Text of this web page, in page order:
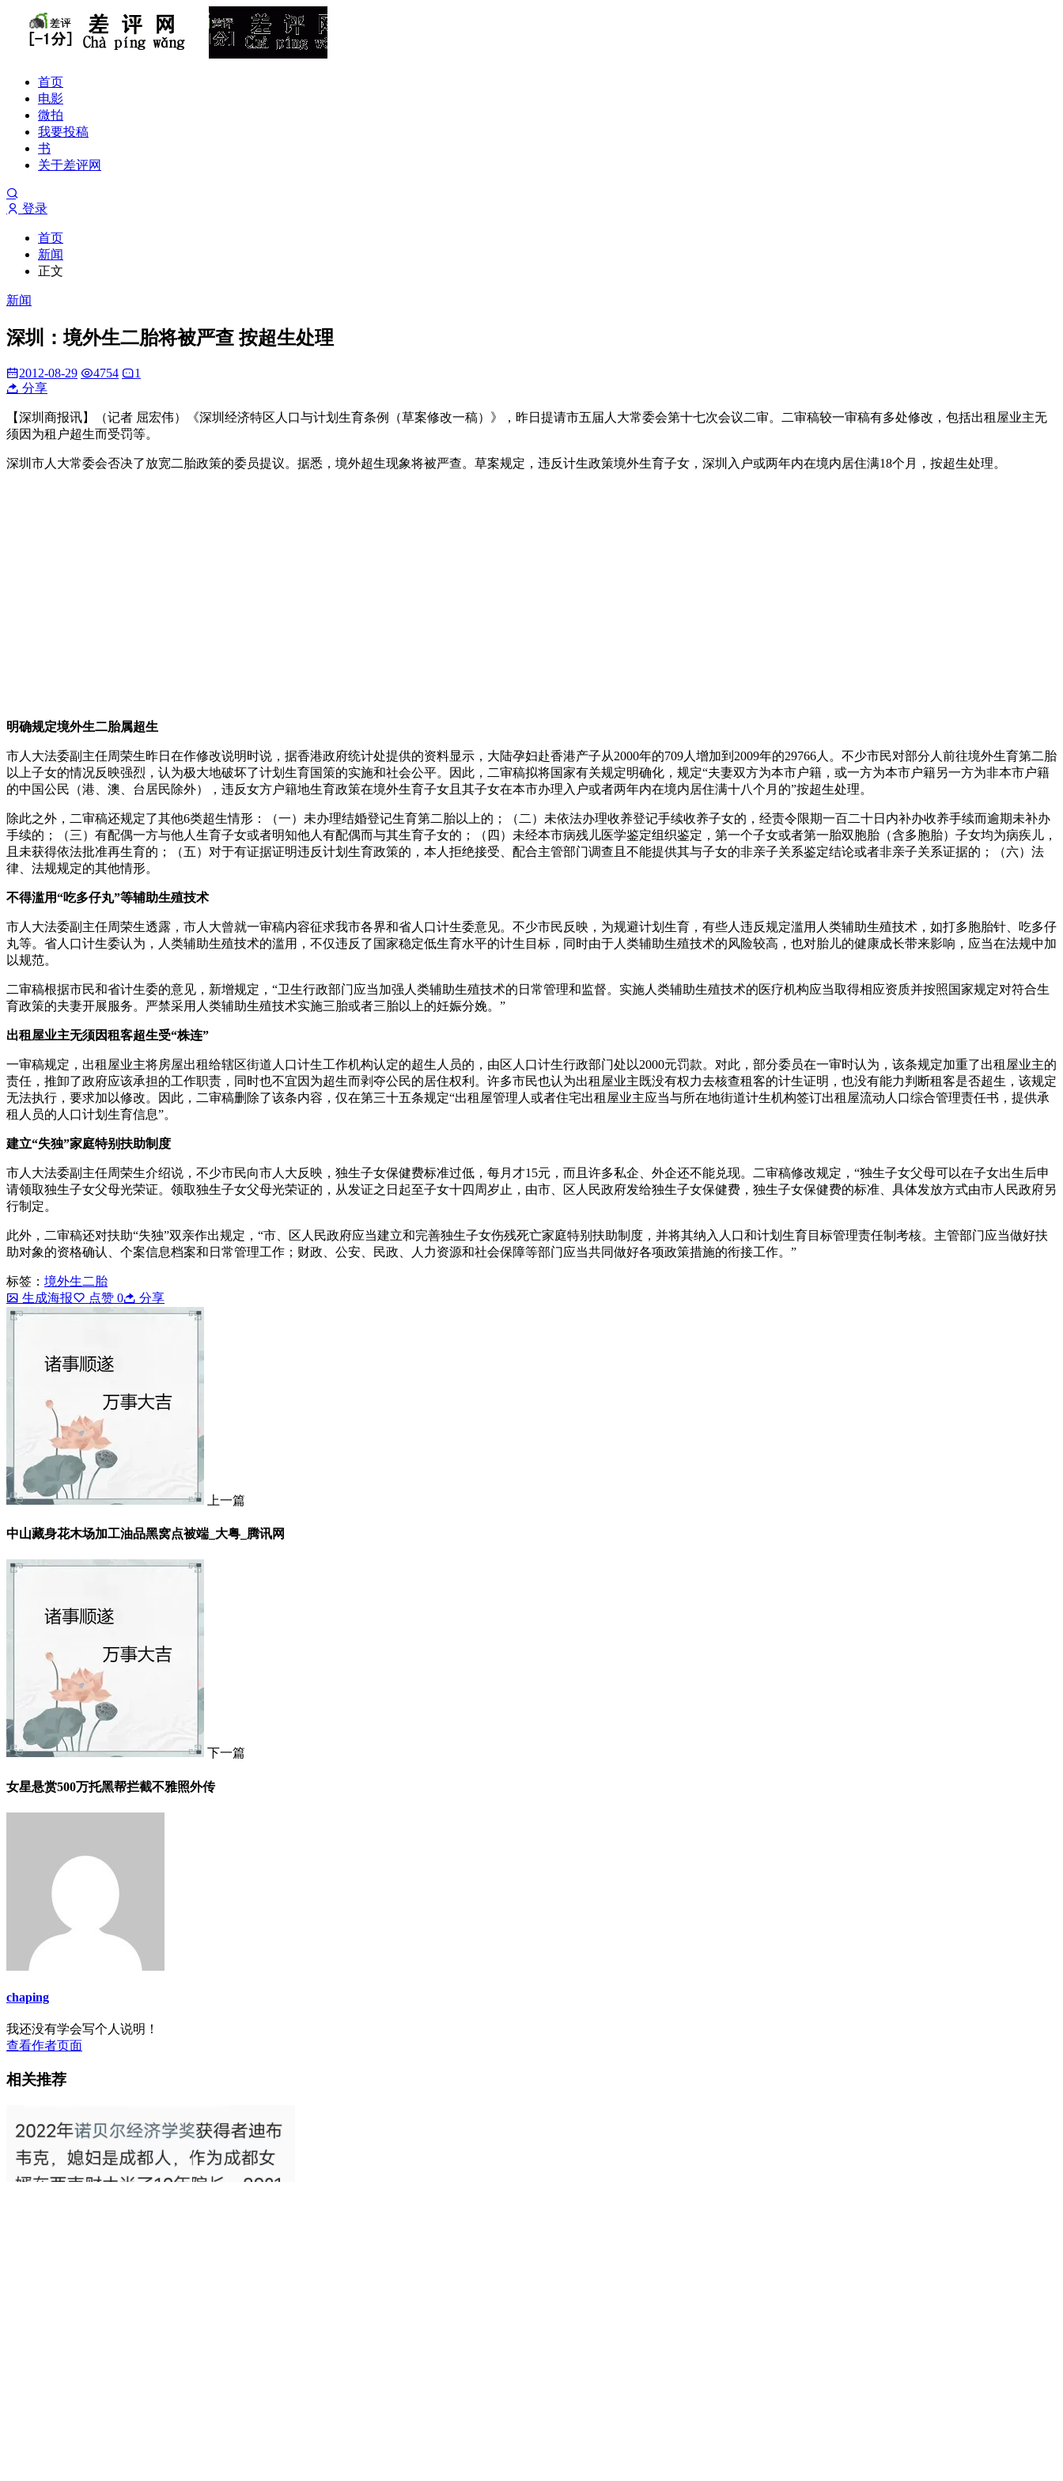
首页
电影
微拍
我要投稿
书
关于差评网
登录
首页
新闻
正文
新闻
深圳：境外生二胎将被严查 按超生处理
2012-08-29 4754
1
分享
【深圳商报讯】（记者 屈宏伟）《深圳经济特区人口与计划生育条例（草案修改一稿）》，昨日提请市五届人大常委会第十七次会议二审。二审稿较一审稿有多处修改，包括出租屋业主无
须因为租户超生而受罚等。
深圳市人大常委会否决了放宽二胎政策的委员提议。据悉，境外超生现象将被严查。草案规定，违反计生政策境外生育子女，深圳入户或两年内在境内居住满18个月，按超生处理。
明确规定境外生二胎属超生
市人大法委副主任周荣生昨日在作修改说明时说，据香港政府统计处提供的资料显示，大陆孕妇赴香港产子从2000年的709人增加到2009年的29766人。不少市民对部分人前往境外生育第二胎
以上子女的情况反映强烈，认为极大地破坏了计划生育国策的实施和社会公平。因此，二审稿拟将国家有关规定明确化，规定“夫妻双方为本市户籍，或一方为本市户籍另一方为非本市户籍
的中国公民（港、澳、台居民除外），违反女方户籍地生育政策在境外生育子女且其子女在本市办理入户或者两年内在境内居住满十八个月的”按超生处理。
除此之外，二审稿还规定了其他6类超生情形：（一）未办理结婚登记生育第二胎以上的；（二）未依法办理收养登记手续收养子女的，经责令限期一百二十日内补办收养手续而逾期未补办
手续的；（三）有配偶一方与他人生育子女或者明知他人有配偶而与其生育子女的；（四）未经本市病残儿医学鉴定组织鉴定，第一个子女或者第一胎双胞胎（含多胞胎）子女均为病疾儿，
且未获得依法批准再生育的；（五）对于有证据证明违反计划生育政策的，本人拒绝接受、配合主管部门调查且不能提供其与子女的非亲子关系鉴定结论或者非亲子关系证据的；（六）法
律、法规规定的其他情形。
不得滥用“吃多仔丸”等辅助生殖技术
市人大法委副主任周荣生透露，市人大曾就一审稿内容征求我市各界和省人口计生委意见。不少市民反映，为规避计划生育，有些人违反规定滥用人类辅助生殖技术，如打多胞胎针、吃多仔
丸等。省人口计生委认为，人类辅助生殖技术的滥用，不仅违反了国家稳定低生育水平的计生目标，同时由于人类辅助生殖技术的风险较高，也对胎儿的健康成长带来影响，应当在法规中加
以规范。
二审稿根据市民和省计生委的意见，新增规定，“卫生行政部门应当加强人类辅助生殖技术的日常管理和监督。实施人类辅助生殖技术的医疗机构应当取得相应资质并按照国家规定对符合生
育政策的夫妻开展服务。严禁采用人类辅助生殖技术实施三胎或者三胎以上的妊娠分娩。”
出租屋业主无须因租客超生受“株连”
一审稿规定，出租屋业主将房屋出租给辖区街道人口计生工作机构认定的超生人员的，由区人口计生行政部门处以2000元罚款。对此，部分委员在一审时认为，该条规定加重了出租屋业主的
责任，推卸了政府应该承担的工作职责，同时也不宜因为超生而剥夺公民的居住权利。许多市民也认为出租屋业主既没有权力去核查租客的计生证明，也没有能力判断租客是否超生，该规定
无法执行，要求加以修改。因此，二审稿删除了该条内容，仅在第三十五条规定“出租屋管理人或者住宅出租屋业主应当与所在地街道计生机构签订出租屋流动人口综合管理责任书，提供承
租人员的人口计划生育信息”。
建立“失独”家庭特别扶助制度
市人大法委副主任周荣生介绍说，不少市民向市人大反映，独生子女保健费标准过低，每月才15元，而且许多私企、外企还不能兑现。二审稿修改规定，“独生子女父母可以在子女出生后申
请领取独生子女父母光荣证。领取独生子女父母光荣证的，从发证之日起至子女十四周岁止，由市、区人民政府发给独生子女保健费，独生子女保健费的标准、具体发放方式由市人民政府另
行制定。
此外，二审稿还对扶助“失独”双亲作出规定，“市、区人民政府应当建立和完善独生子女伤残死亡家庭特别扶助制度，并将其纳入人口和计划生育目标管理责任制考核。主管部门应当做好扶
助对象的资格确认、个案信息档案和日常管理工作；财政、公安、民政、人力资源和社会保障等部门应当共同做好各项政策措施的衔接工作。”
标签： 境外生二胎
生成海报
点赞 0 分享
上一篇
中山藏身花木场加工油品黑窝点被端_大粤_腾讯网
下一篇
女星悬赏500万托黑帮拦截不雅照外传
chaping
我还没有学会写个人说明！
查看作者页面
相关推荐